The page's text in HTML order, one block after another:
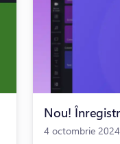
Nou!
4 octombrie 2024